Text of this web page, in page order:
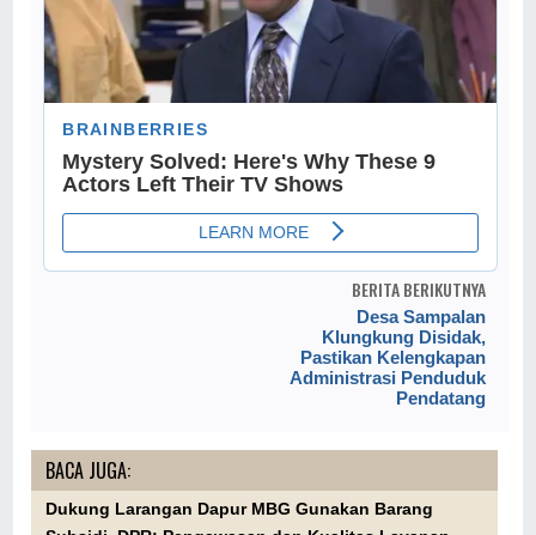
BERITA BERIKUTNYA
Desa Sampalan
Klungkung Disidak,
Pastikan Kelengkapan
Administrasi Penduduk
Pendatang
BACA JUGA:
Dukung Larangan Dapur MBG Gunakan Barang